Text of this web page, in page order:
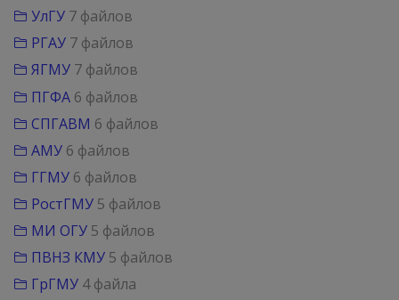
УлГУ 7 файлов
РГАУ 7 файлов
ЯГМУ 7 файлов
ПГФА 6 файлов
СПГАВМ 6 файлов
АМУ 6 файлов
ГГМУ 6 файлов
РостГМУ 5 файлов
МИ ОГУ 5 файлов
ПВНЗ КМУ 5 файлов
ГрГМУ 4 файла